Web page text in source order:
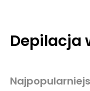
Depilacja